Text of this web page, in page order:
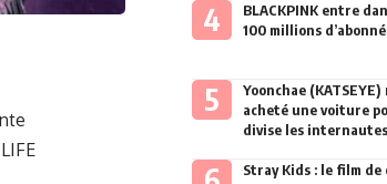
BLACKPINK entre
100 millions
Yoonchae
acheté une voiture
divise les internautes
Stray Kids : le film